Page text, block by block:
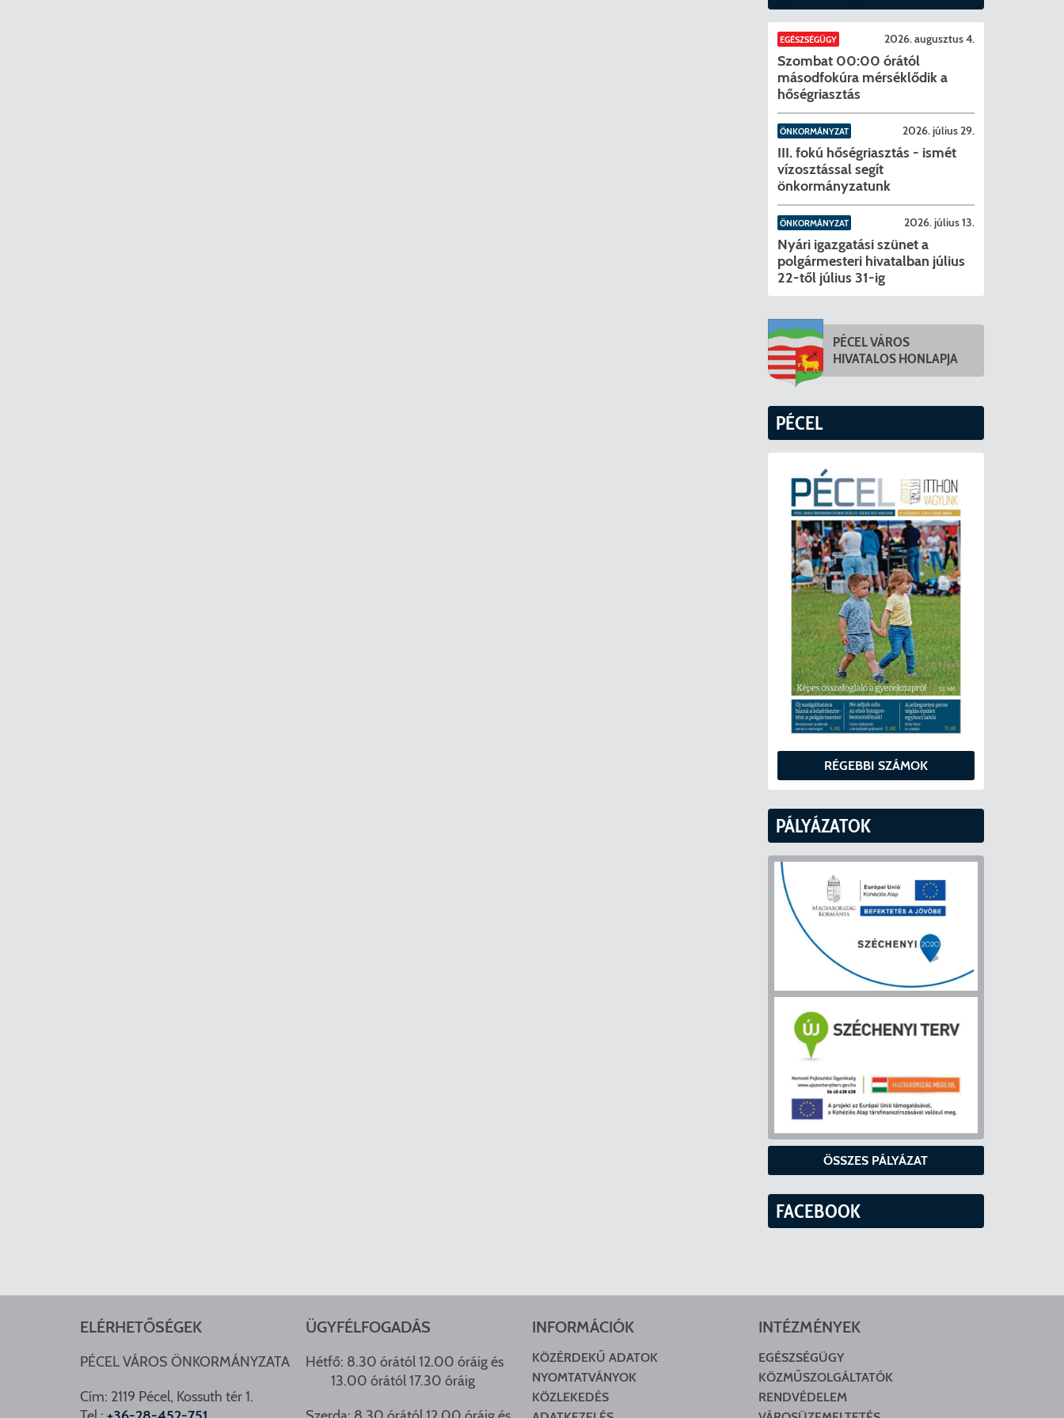
EGÉSZSÉGÜGY 2026. augusztus 4.
Szombat 00:00 órától
másodfokúra mérséklődik a
hőségriasztás
ÖNKORMÁNYZAT 2026. július 29.
III. fokú hőségriasztás - ismét
vízosztással segít
önkormányzatunk
ÖNKORMÁNYZAT 2026. július 13.
Nyári igazgatási szünet a
polgármesteri hivatalban július
22-től július 31-ig
PÉCEL VÁROS
HIVATALOS HONLAPJA
PÉCEL
RÉGEBBI SZÁMOK
PÁLYÁZATOK
ÖSSZES PÁLYÁZAT
FACEBOOK
ELÉRHETŐSÉGEK
PÉCEL VÁROS ÖNKORMÁNYZATA
Cím: 2119 Pécel, Kossuth tér 1.
ÜGYFÉLFOGADÁS
Hétfő: 8.30 órától 12.00 óráig és
13.00 órától 17.30 óráig
INFORMÁCIÓK
KÖZÉRDEKŰ ADATOK
NYOMTATVÁNYOK
KÖZLEKEDÉS
INTÉZMÉNYEK
EGÉSZSÉGÜGY
KÖZMŰSZOLGÁLTATÓK
RENDVÉDELEM